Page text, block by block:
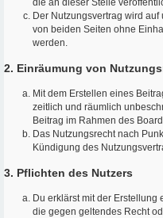
die an dieser Stelle
Der Nutzungsvertrag wird
von beiden Seiten ohne
werden.
2. Einräumung von
Mit dem Erstellen eines
zeitlich und räumlich
Beitrag im Rahmen des
Das Nutzungsrecht nach
Kündigung des
3. Pflichten des Nutzers
Du erklärst mit der Erstellung
die gegen geltendes Recht